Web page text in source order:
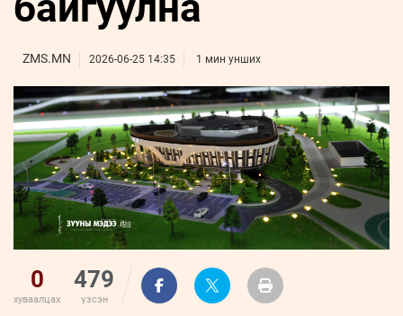
Нэвтрэх
Бизнес
хөгжил
Leaderships
ФОТО
УРЛАГ
ZMS.MN 2026-06-25 14:35 1 мин унших
0
хуваалцах
479
үзсэн